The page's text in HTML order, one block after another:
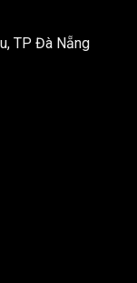
TP Đà Nẵng